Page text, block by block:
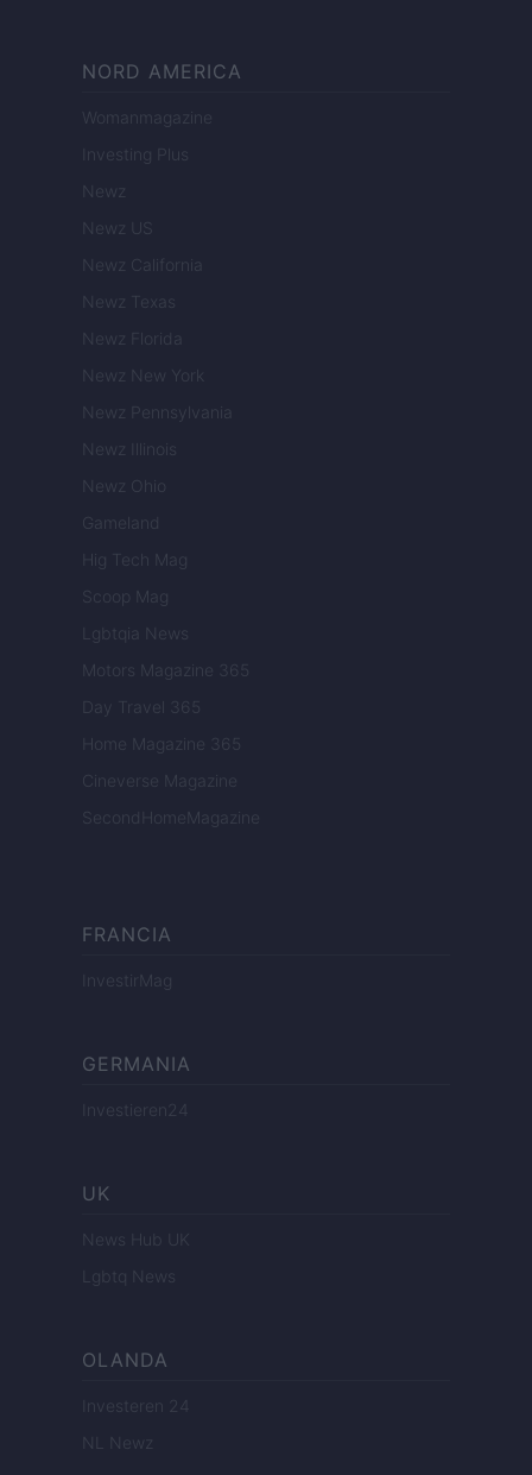
NORD AMERICA
Womanmagazine
Investing Plus
Newz
Newz US
Newz California
Newz Texas
Newz Florida
Newz New York
Newz Pennsylvania
Newz Illinois
Newz Ohio
Gameland
Hig Tech Mag
Scoop Mag
Lgbtqia News
Motors Magazine 365
Day Travel 365
Home Magazine 365
Cineverse Magazine
SecondHomeMagazine
FRANCIA
InvestirMag
GERMANIA
Investieren24
UK
News Hub UK
Lgbtq News
OLANDA
Investeren 24
NL Newz